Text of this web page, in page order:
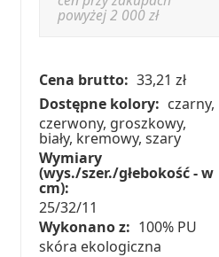
powyżej 2 000 zł
Cena brutto: 33,21 zł
Dostępne kolory: czarny,
czerwony, groszkowy,
biały, kremowy, szary
Wymiary
(wys./szer./głebokość - w
cm):
25/32/11
Wykonano z: 100% PU
skóra ekologiczna